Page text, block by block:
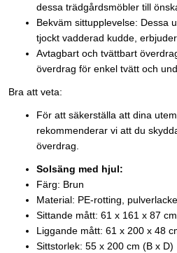
dessa trädgårdsmöbler till
Bekväm sittupplevelse: Dessa
tjockt vadderad kudde,
Avtagbart och tvättbart
överdrag för enkel tvätt och
Bra att veta:
För att säkerställa att dina
rekommenderar vi att du
överdrag.
Solsäng med hjul:
Färg: Brun
Material: PE-rotting,
Sittande mått: 61 x 161 x 87
Liggande mått: 61 x 200 x 48
Sittstorlek: 55 x 200 cm (B x D)